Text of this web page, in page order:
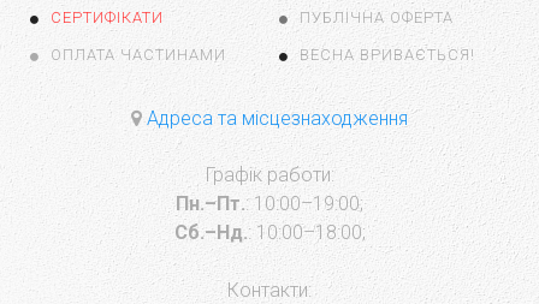
СЕРТИФІКАТИ ПУБЛІЧНА ОФЕРТА
ОПЛАТА ЧАСТИНАМИ ВЕСНА ВРИВАЄТЬСЯ!
Адреса та місцезнаходження
Графік работи:
Пн.–Пт.: 10:00–19:00;
Сб.–Нд.: 10:00–18:00;
Контакти: